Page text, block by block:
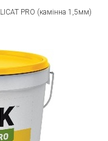
PRO (камінна 1,5мм)